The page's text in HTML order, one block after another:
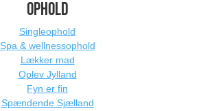
OPHOLD
Singleophold
Spa & wellnessophold
Lækker mad
Oplev Jylland
Fyn er fin
Spændende Sjælland